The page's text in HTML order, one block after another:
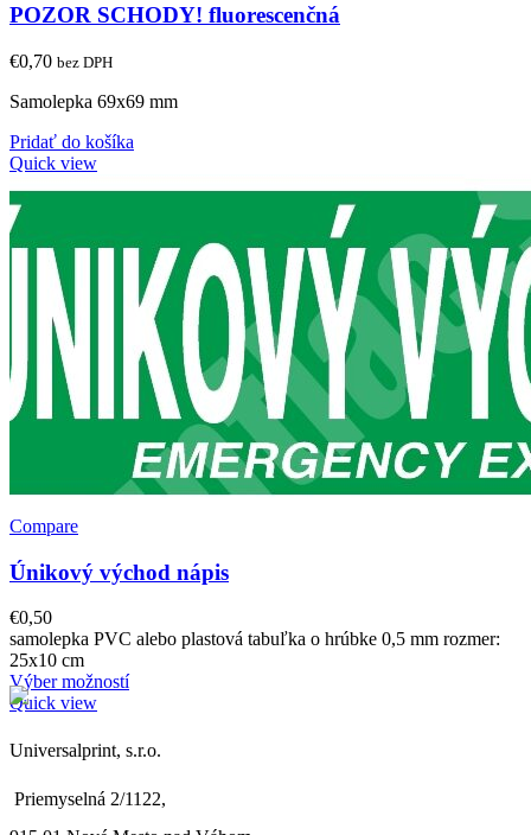
POZOR SCHODY! fluorescenčná
€0,70 bez DPH
Samolepka 69x69 mm
Pridať do košíka
Quick view
Compare
Únikový východ nápis
€0,50
samolepka PVC alebo plastová tabuľka o hrúbke 0,5 mm rozmer:
25x10 cm
Výber možností
Quick view
Universalprint, s.r.o.
Priemyselná 2/1122,